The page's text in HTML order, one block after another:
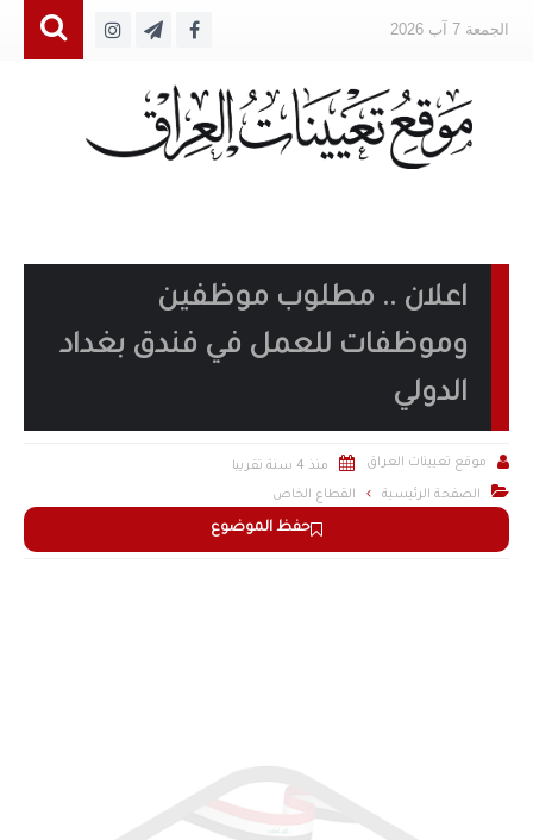
الجمعة 7 آب 2026
اعلان .. مطلوب موظفين
وموظفات للعمل في فندق بغداد
الدولي
حفظ الموضوع
 موقع تعيينات العراق  منذ 4 سنة تقريبا
 الصفحة الرئيسية القطاع الخاص